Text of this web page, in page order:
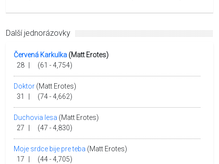
Další jednorázovky
Červená Karkulka (Matt Erotes)
28
(61 - 4,754)
Doktor (Matt Erotes)
31
(74 - 4,662)
Duchovia lesa (Matt Erotes)
27
(47 - 4,830)
Moje srdce bije pre teba (Matt Erotes)
17
(44 - 4,705)